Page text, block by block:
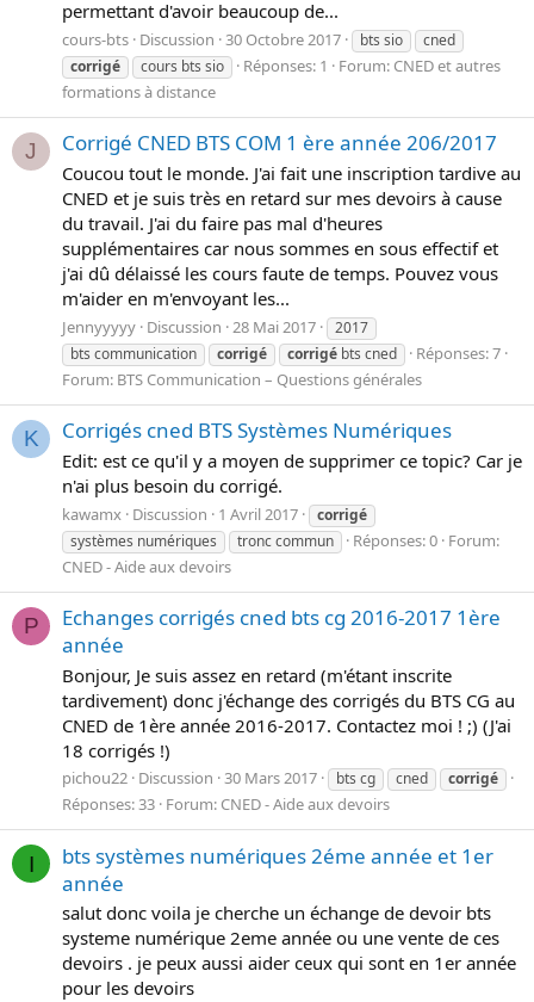
permettant d'avoir beaucoup de...
cours-bts Discussion 30 Octobre 2017 bts sio
cned
corrigé
cours bts sio Réponses: 1 Forum: CNED et autres
formations à distance
J Corrigé CNED BTS COM 1 ère année 206/2017
Coucou tout le monde. J'ai fait une inscription tardive au
CNED et je suis très en retard sur mes devoirs à cause
du travail. J'ai du faire pas mal d'heures
supplémentaires car nous sommes en sous effectif et
j'ai dû délaissé les cours faute de temps. Pouvez vous
m'aider en m'envoyant les...
Jennyyyyy Discussion 28 Mai 2017
2017
bts communication
corrigé corrigé bts cned
Réponses: 7
Forum: BTS Communication – Questions générales
K Corrigés cned BTS Systèmes Numériques
Edit: est ce qu'il y a moyen de supprimer ce topic? Car je
n'ai plus besoin du corrigé.
kawamx Discussion 1 Avril 2017
corrigé
systèmes numériques
tronc commun Réponses: 0 Forum:
CNED - Aide aux devoirs
P
Echanges corrigés cned bts cg 2016-2017 1ère
année
Bonjour, Je suis assez en retard (m'étant inscrite
tardivement) donc j'échange des corrigés du BTS CG au
CNED de 1ère année 2016-2017. Contactez moi ! ;) (J'ai
18 corrigés !)
pichou22 Discussion 30 Mars 2017 bts cg cned corrigé
Réponses: 33 Forum: CNED - Aide aux devoirs
I
bts systèmes numériques 2éme année et 1er
année
salut donc voila je cherche un échange de devoir bts
systeme numérique 2eme année ou une vente de ces
devoirs . je peux aussi aider ceux qui sont en 1er année
pour les devoirs